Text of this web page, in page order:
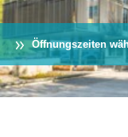
Öffnungszeiten